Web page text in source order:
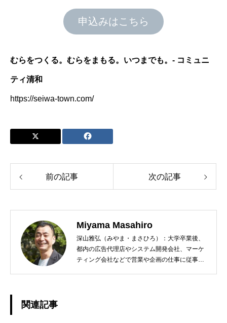
申込みはこちら
むらをつくる。むらをまもる。いつまでも。- コミュニ
ティ清和
https://seiwa-town.com/
前の記事 次の記事
Miyama Masahiro
深山雅弘（みやま・まさひろ）：大学卒業後、
都内の広告代理店やシステム開発会社、マーケ
ティング会社などで営業や企画の仕事に従事。
関連記事